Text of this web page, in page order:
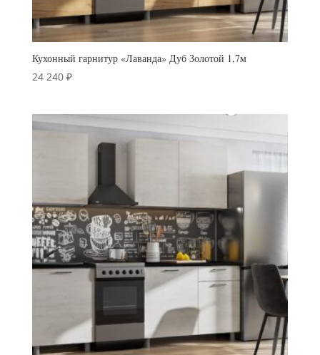
Кухонный гарнитур «Лаванда» Дуб Золотой 1,7м
24 240 ₽